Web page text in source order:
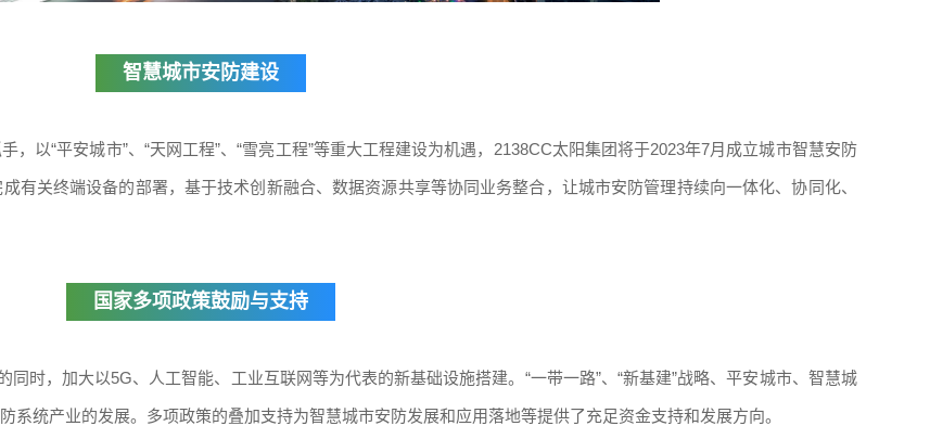
智慧城市安防建设
以“平安城市”、“天网工程”、“雪亮工程”等重大工程建设为机遇，2138CC太阳集团将于2023年7月成立城市智慧安防
有关终端设备的部署，基于技术创新融合、数据资源共享等协同业务整合，让城市安防管理持续向一体化、协同化、
国家多项政策鼓励与支持
时，加大以5G、人工智能、工业互联网等为代表的新基础设施搭建。“一带一路”、“新基建”战略、平安城市、智慧城
统产业的发展。多项政策的叠加支持为智慧城市安防发展和应用落地等提供了充足资金支持和发展方向。